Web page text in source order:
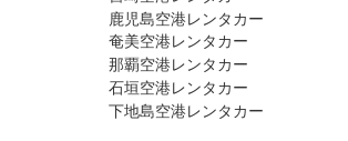
鹿児島空港レンタカー
奄美空港レンタカー
那覇空港レンタカー
石垣空港レンタカー
下地島空港レンタカー